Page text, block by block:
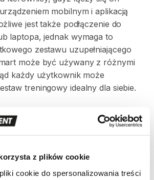
z plików cookie
cookie do spersonalizowania treści
urządzeniem mobilnym i aplikacją
jest także podłączenie do
laptopa​,​ jednak wymaga to
zestawu uzupełniającego
może być używany z różnymi
każdy użytkownik może
treningowy idealny dla siebie.